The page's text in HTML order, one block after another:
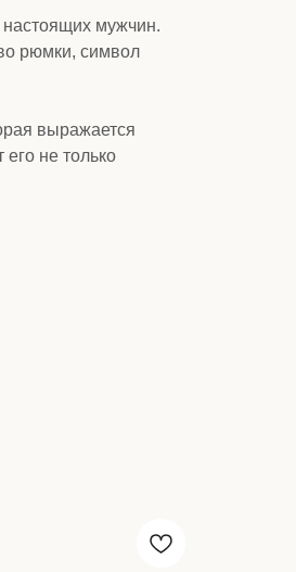
мужчин.
рюмки, символ
выражается
не только